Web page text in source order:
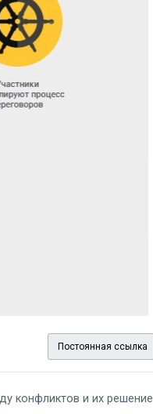
Постоянная ссылка
конфликтов и их решение